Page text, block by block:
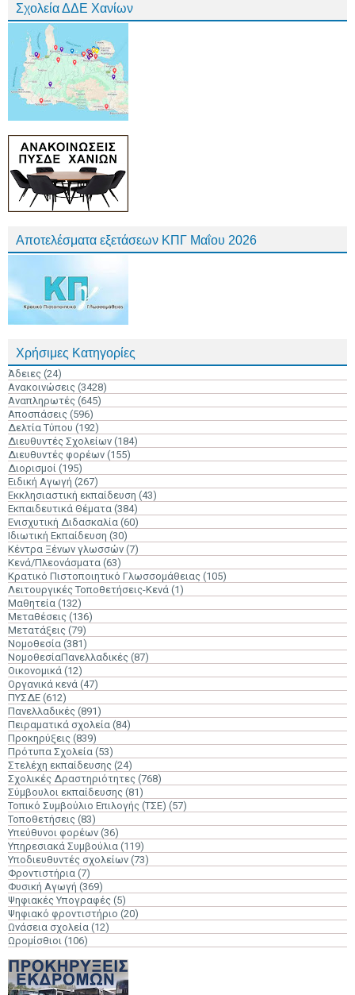
Σχολεία ΔΔΕ Χανίων
Αποτελέσματα εξετάσεων ΚΠΓ Μαΐου 2026
Χρήσιμες Κατηγορίες
Άδειες (24)
Ανακοινώσεις (3428)
Αναπληρωτές (645)
Αποσπάσεις (596)
Δελτία Τύπου (192)
Διευθυντές Σχολείων (184)
Διευθυντές φορέων (155)
Διορισμοί (195)
Ειδική Αγωγή (267)
Εκκλησιαστική εκπαίδευση (43)
Εκπαιδευτικά Θέματα (384)
Ενισχυτική Διδασκαλία (60)
Ιδιωτική Εκπαίδευση (30)
Κέντρα Ξένων γλωσσών (7)
Κενά/Πλεονάσματα (63)
Κρατικό Πιστοποιητικό Γλωσσομάθειας (105)
Λειτουργικές Τοποθετήσεις-Κενά (1)
Μαθητεία (132)
Μεταθέσεις (136)
Μετατάξεις (79)
Νομοθεσία (381)
ΝομοθεσίαΠανελλαδικές (87)
Οικονομικά (12)
Οργανικά κενά (47)
ΠΥΣΔΕ (612)
Πανελλαδικές (891)
Πειραματικά σχολεία (84)
Προκηρύξεις (839)
Πρότυπα Σχολεία (53)
Στελέχη εκπαίδευσης (24)
Σχολικές Δραστηριότητες (768)
Σύμβουλοι εκπαίδευσης (81)
Τοπικό Συμβούλιο Επιλογής (ΤΣΕ) (57)
Τοποθετήσεις (83)
Υπεύθυνοι φορέων (36)
Υπηρεσιακά Συμβούλια (119)
Υποδιευθυντές σχολείων (73)
Φροντιστήρια (7)
Φυσική Αγωγή (369)
Ψηφιακές Υπογραφές (5)
Ψηφιακό φροντιστήριο (20)
Ωνάσεια σχολεία (12)
Ωρομίσθιοι (106)